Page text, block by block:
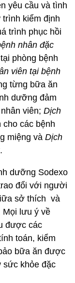
yêu cầu và tình
kiểm định
trình phục hồi
nhân đặc
phòng bệnh
viên tại bệnh
từng bữa ăn
dưỡng đảm
viên; Dịch
cho các bệnh
miệng và Dịch
.
dưỡng Sodexo
đổi với người
sở thích và
Mọi lưu ý về
được các
toán, kiểm
bữa ăn được
sức khỏe đặc